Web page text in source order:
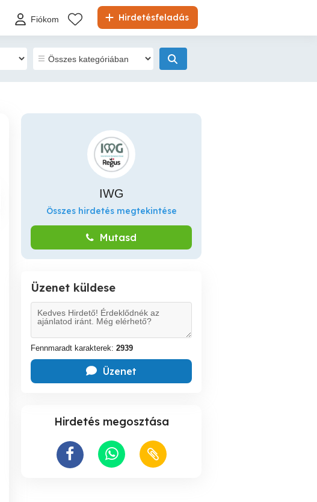
Hirdetésfeladás
Fiókom
IWG
Összes hirdetés megtekintése
Mutasd
Üzenet küldese
Fennmaradt karakterek: 2939
Üzenet
Hirdetés megosztása